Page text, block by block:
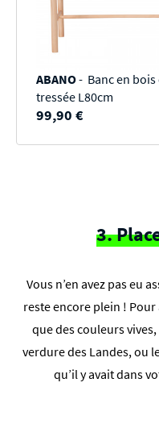
ABANO- Banc en
tressée L80cm
99,90 €
3.
Vous n’en avez pas eu
reste encore plein !
que des couleurs
verdure des Landes, ou
qu’il y avait dans